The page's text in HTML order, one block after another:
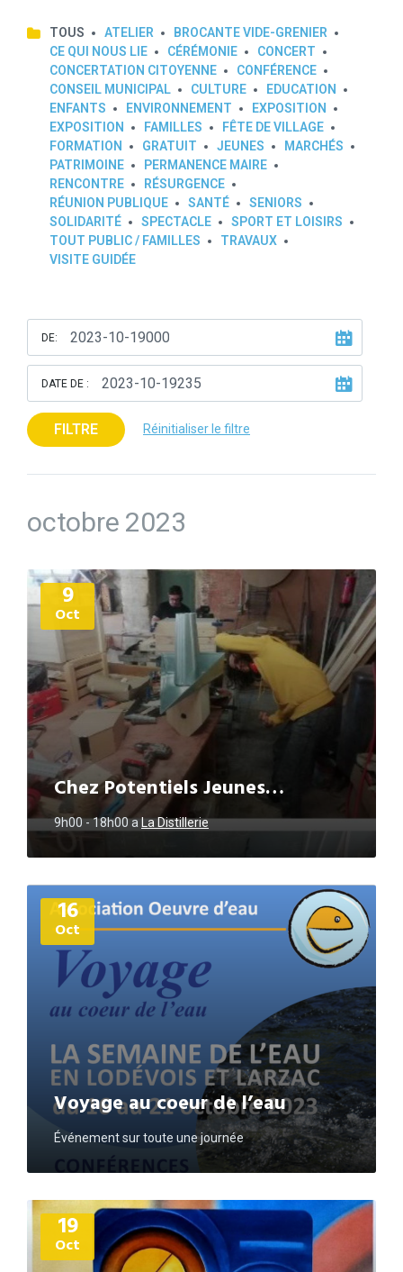
TOUS ATELIER
BROCANTE VIDE-GRENIER
CE QUI NOUS LIE
CÉRÉMONIE
CONCERT
CONCERTATION CITOYENNE
CONFÉRENCE
CONSEIL MUNICIPAL
CULTURE
EDUCATION
ENFANTS
ENVIRONNEMENT
EXPOSITION
EXPOSITION
FAMILLES
FÊTE DE VILLAGE
FORMATION
GRATUIT JEUNES
MARCHÉS
PATRIMOINE
PERMANENCE MAIRE
RENCONTRE
RÉSURGENCE
RÉUNION PUBLIQUE
SANTÉ
SENIORS
SOLIDARITÉ
SPECTACLE
SPORT ET LOISIRS
TOUT PUBLIC / FAMILLES
TRAVAUX
VISITE GUIDÉE
DE:
DATE DE :
FILTRE Réinitialiser le filtre
octobre 2023
9
Oct
Chez Potentiels Jeunes…
9h00 - 18h00a La Distillerie
Plus
d'informations
16
Oct
Voyage au coeur de l’eau
Événement sur toute une journée
Plus
d'informations
19
Oct
Plus
d'informations